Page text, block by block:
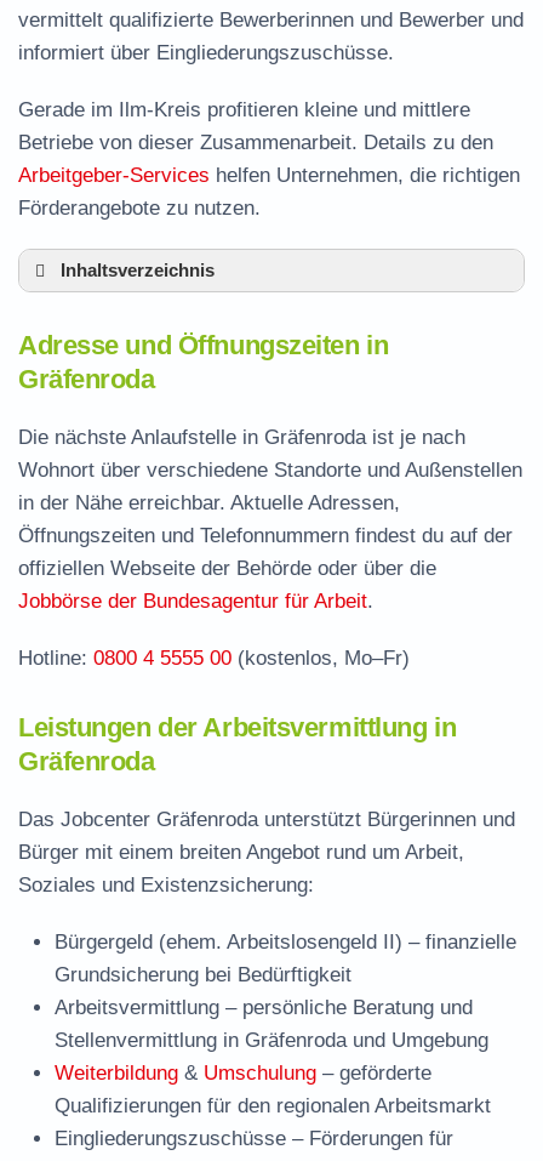
vermittelt qualifizierte Bewerberinnen und Bewerber und
informiert über Eingliederungszuschüsse.
Gerade im Ilm-Kreis profitieren kleine und mittlere
Betriebe von dieser Zusammenarbeit. Details zu den
Arbeitgeber-Services helfen Unternehmen, die richtigen
Förderangebote zu nutzen.
Inhaltsverzeichnis
Leistungen der Arbeitsvermittlung in
Gräfenroda
Termin vereinbaren und Bürgergeld beantragen
Jobcenter Ilm-Kreis – zuständige Stelle
Häufige Fragen rund ums Jobcenter
Adresse und Öffnungszeiten in
Gräfenroda
Die nächste Anlaufstelle in Gräfenroda ist je nach
Wohnort über verschiedene Standorte und Außenstellen
in der Nähe erreichbar. Aktuelle Adressen,
Öffnungszeiten und Telefonnummern findest du auf der
offiziellen Webseite der Behörde oder über die
Jobbörse der Bundesagentur für Arbeit.
Hotline: 0800 4 5555 00 (kostenlos, Mo–Fr)
Leistungen der Arbeitsvermittlung in
Gräfenroda
Das Jobcenter Gräfenroda unterstützt Bürgerinnen und
Bürger mit einem breiten Angebot rund um Arbeit,
Soziales und Existenzsicherung:
Bürgergeld (ehem. Arbeitslosengeld II) – finanzielle
Grundsicherung bei Bedürftigkeit
Arbeitsvermittlung – persönliche Beratung und
Stellenvermittlung in Gräfenroda und Umgebung
Weiterbildung & Umschulung – geförderte
Qualifizierungen für den regionalen Arbeitsmarkt
Eingliederungszuschüsse – Förderungen für